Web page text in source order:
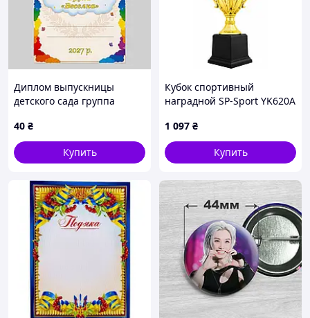
Диплом выпускницы
детского сада группа
40 ₴
Купить
Кубок спортивный
наградной SP-Sport YK620A
1 097 ₴
Купить